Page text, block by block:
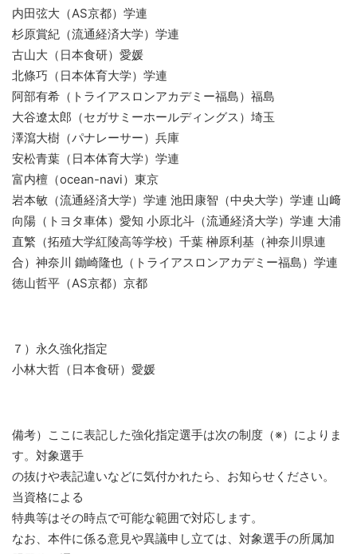
内田弦大（AS京都）学連
杉原賞紀（流通経済大学）学連
古山大（日本食研）愛媛
北條巧（日本体育大学）学連
阿部有希（トライアスロンアカデミー福島）福島
大谷遼太郎（セガサミーホールディングス）埼玉
澤瀉大樹（パナレーサー）兵庫
安松青葉（日本体育大学）学連
富内檀（ocean-navi）東京
岩本敏（流通経済大学）学連 池田康智（中央大学）学連 山﨑
向陽（トヨタ車体）愛知 小原北斗（流通経済大学）学連 大浦
直繁（拓殖大学紅陵高等学校）千葉 榊原利基（神奈川県連
合）神奈川 鋤崎隆也（トライアスロンアカデミー福島）学連
徳山哲平（AS京都）京都
７）永久強化指定
小林大哲（日本食研）愛媛
備考）ここに表記した強化指定選手は次の制度（※）によりま
す。対象選手
の抜けや表記違いなどに気付かれたら、お知らせください。
当資格による
特典等はその時点で可能な範囲で対応します。
なお、本件に係る意見や異議申し立ては、対象選手の所属加